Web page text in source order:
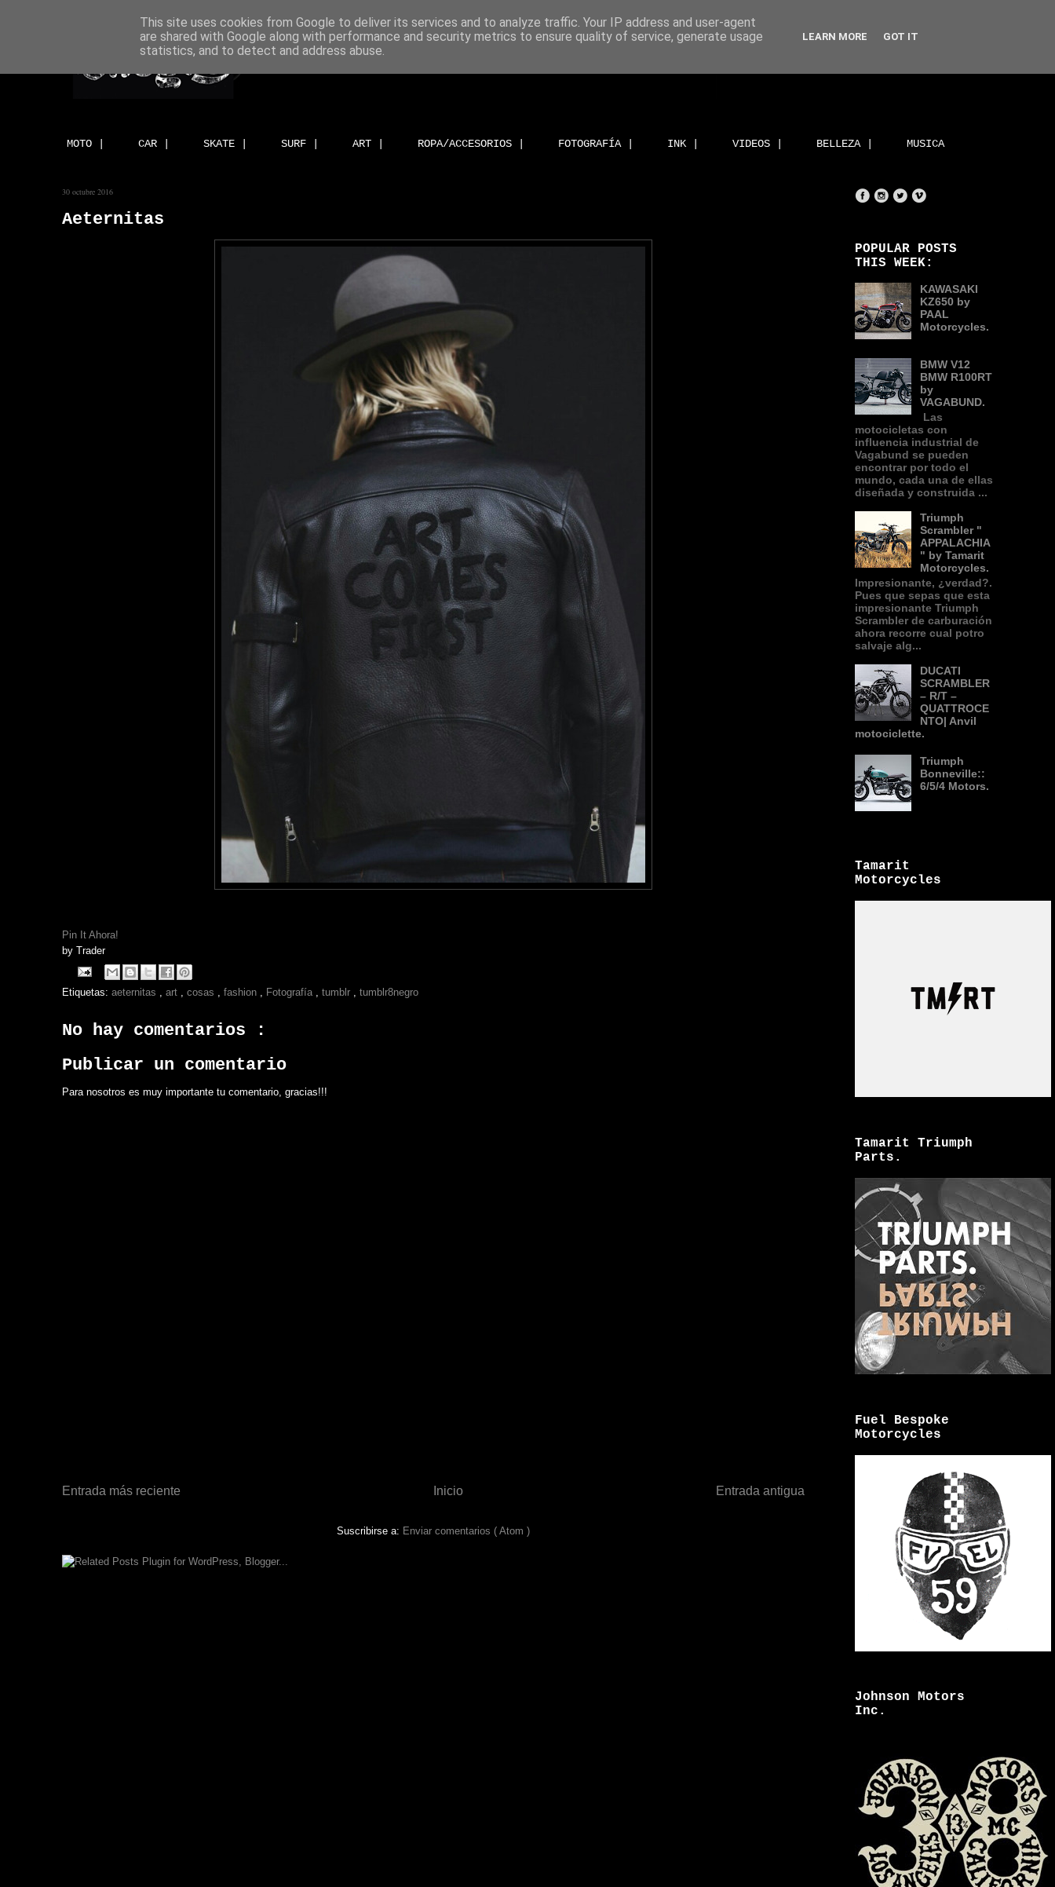
MOTO | CAR | SKATE | SURF | ART | ROPA/ACCESORIOS | FOTOGRAFÍA | INK | VIDEOS | BELLEZA | MUSICA
30 octubre 2016
Aeternitas
Pin It Ahora!
by Trader
Etiquetas: aeternitas art cosas fashion Fotografía tumblr tumblr8negro
No hay comentarios :
Publicar un comentario
Para nosotros es muy importante tu comentario, gracias!!!
Entrada más reciente Entrada antigua
Inicio
Suscribirse a: Enviar comentarios ( Atom )
POPULAR POSTS
THIS WEEK:
KAWASAKI
KZ650 by
PAAL
Motorcycles.
BMW V12
BMW R100RT
by
VAGABUND.
Las
motocicletas con
influencia industrial de
Vagabund se pueden
encontrar por todo el
mundo, cada una de ellas
diseñada y construida ...
Triumph
Scrambler "
APPALACHIA
" by Tamarit
Motorcycles.
Impresionante, ¿verdad?.
Pues que sepas que esta
impresionante Triumph
Scrambler de carburación
ahora recorre cual potro
salvaje alg...
DUCATI
SCRAMBLER
– R/T –
QUATTROCE
NTO| Anvil
motociclette.
Triumph
Bonneville::
6/5/4 Motors.
Tamarit
Motorcycles
Tamarit Triumph
Parts.
Fuel Bespoke
Motorcycles
Johnson Motors
Inc.
This site uses cookies from Google to deliver its services and to analyze traffic. Your IP address and user-agent
are shared with Google along with performance and security metrics to ensure quality of service, generate usage
statistics, and to detect and address abuse.
LEARN MORE GOT IT